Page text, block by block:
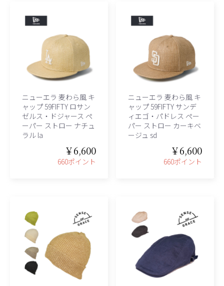
ニューエラ 麦わら風 キ
ャップ 59FIFTY ロサン
ゼルス・ドジャース ペ
ーパー ストロー ナチュ
ラル la
￥6,600
660ポイント
ニューエラ 麦わら風 キ
ャップ 59FIFTY サンデ
ィエゴ・パドレス ペー
パー ストロー カーキベ
ージュ sd
￥6,600
660ポイント